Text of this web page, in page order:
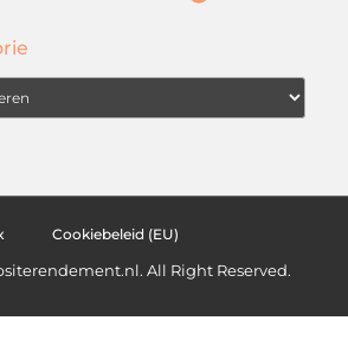
Cookiebeleid (EU)
All Right Reserved.